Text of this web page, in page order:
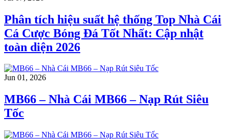
Phân tích hiệu suất hệ thống Top Nhà Cái
Cá Cược Bóng Đá Tốt Nhất: Cập nhật
toàn diện 2026
Jun 01, 2026
MB66 – Nhà Cái MB66 – Nạp Rút Siêu
Tốc